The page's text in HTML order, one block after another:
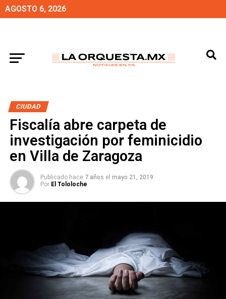
AGOSTO 6, 2026
CIUDAD
Fiscalía abre carpeta de
investigación por feminicidio
en Villa de Zaragoza
Publicado hace 7 años el mayo 21, 2019
Por El Tololoche